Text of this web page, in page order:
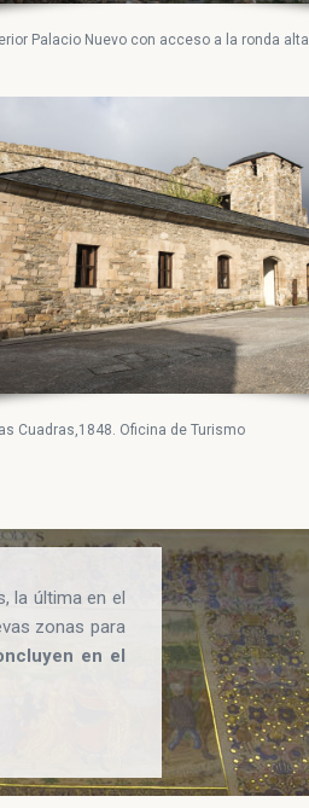
Palacio Nuevo con acceso a la ronda alta
Cuadras,1848. Oficina de Turismo
la última en el
zonas para
en el